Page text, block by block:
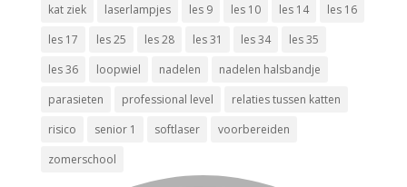
kat ziek
laserlampjes les 9 les 10 les 14
les 16
les 17
les 25 les 28 les 31 les 34
les 35
les 36
loopwiel nadelen
nadelen halsbandje
parasieten
professional level
relaties tussen katten
risico
senior 1 softlaser
voorbereiden
zomerschool